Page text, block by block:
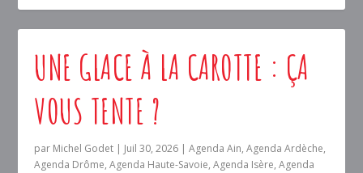
UNE GLACE À LA CAROTTE : ÇA
VOUS TENTE ?
par Michel Godet | Juil 30, 2026 |Agenda Ain,Agenda Ardèche,
Agenda Drôme,Agenda Haute-Savoie,Agenda Isère,Agenda